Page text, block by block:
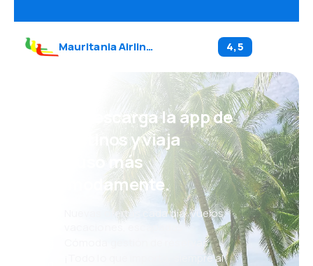
Mauritania Airlines 4,5
¡Eh! Descarga la app de
eDestinos y viaja
incluso más
cómodamente.
Nuevas ofertas cada día: vuelos,
vacaciones, escapadas
Cómoda gestión de reservas
¡Todo lo que importa, siempre al